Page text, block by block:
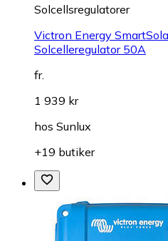
Solcellsregulatorer
Victron Energy
Solcelleregulator 50A
fr.
1 939 kr
hos Sunlux
+19 butiker